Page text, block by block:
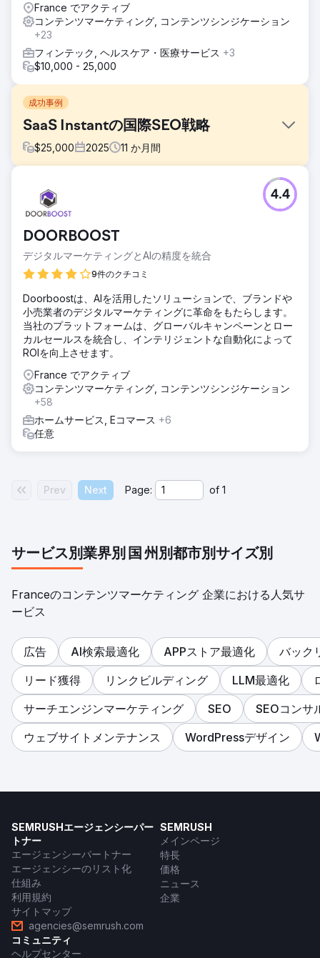
France でアクティブ
コンテンツマーケティング, コンテンツシンジケーション
+23
フィンテック, ヘルスケア・医療サービス +3
$10,000 - 25,000
成功事例
SaaS Instantの国際SEO戦略
$25,000 2025 11 か月間
革新的な Shopify ページ ビルダー アプリである Instant は、
ブランド認知度の低さとオーガニック トラフィックの少なさ
非常に革新的なソリューションを提供しているにもかかわら
ず、同社の Web サイトは競争の激しい業界のキーワードで
上位にランクインするのに苦労していました。可視性が低い
ため、ユーザー フレンドリーで高性能なページ ビルダー ツ
ールを探している販売者を引き付ける機会を逃していまし
た。さらに、メッセージングが不明瞭で UX の問題があるた
め、コンバージョン率は期待を下回っていました。
ソリューション
Instant の課題を解決するために、キーワードターゲティング
とサイト構造の改善に重点を置いた強力な SEO 戦略を実施
しました。検索意図に合わせてコンテンツを最適化し、トラ
フィックの多い業界のキーワードをターゲットにし、オンペ
ージ SEO を改善しました。さらに、明確で簡潔なメッセー
ジでアプリの独自の価値を伝え、ユーザーエクスペリエンス
を向上させるために Web サイトを再設計しました。コンバ
ゲットオーディエンスの認知度が大幅に向上しました。明確
な価値提案と最適化されたコンバージョンパスを備えた再設
メントが45%増加しました。Instantは現在、ブランド認知度
の向上とユーザー数の着実な成長により、頼りになる
エージェンシーページに移動
DOORBOOST
デジタルマーケティングとAIの精度を統合
9件のクチコミ
4.4
Doorboostは、AIを活用したソリューションで、ブランドや
小売業者のデジタルマーケティングに革命をもたらします。
当社のプラットフォームは、グローバルキャンペーンとロー
カルセールスを統合し、インテリジェントな自動化によって
ROIを向上させます。
France でアクティブ
コンテンツマーケティング, コンテンツシンジケーション
+58
ホームサービス, Eコマース +6
任意
Prev Next Page: of 1
サービス別業界別 国 州別都市別サイズ別
Franceのコンテンツマーケティング 企業における人気サ
ービス
広告 AI検索最適化 APPストア最適化
バック
リード獲得
リンクビルディング LLM最適化
サーチエンジンマーケティング
SEO
SEOコンサ
ウェブサイトメンテナンス
WordPressデザイン
SEMRUSHエージェンシーパー
トナー
エージェンシーパートナー
エージェンシーのリスト化
仕組み
利用規約
サイトマップ
agencies@semrush.com
SEMRUSH
メインページ
特長
価格
ニュース
企業
コミュニティ
ヘルプセンター